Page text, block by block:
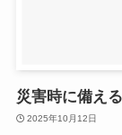
災害時に備え
2025年10月12日